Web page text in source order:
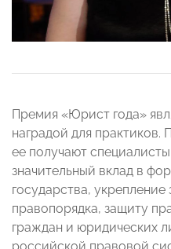
Премия «Юрист года»
наградой для практиков.
ее получают
значительный вклад в
государства, укрепление
правопорядка, защиту
граждан и юридических